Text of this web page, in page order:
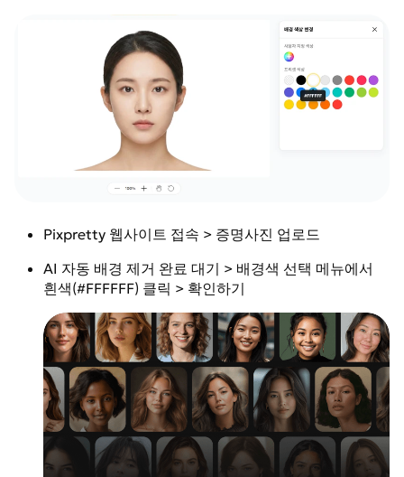
Pixpretty 웹사이트 접속 > 증명사진 업로드
AI 자동 배경 제거 완료 대기 > 배경색 선택 메뉴에서
흰색(#FFFFFF) 클릭 > 확인하기